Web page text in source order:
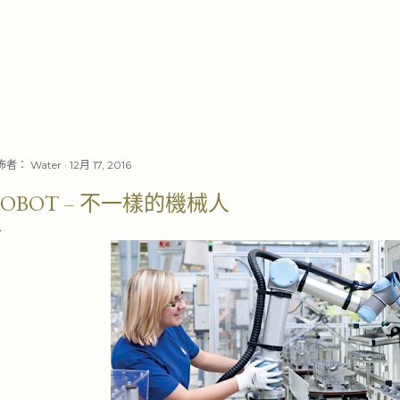
者： Water 12月 17, 2016
– 不一樣的機械人